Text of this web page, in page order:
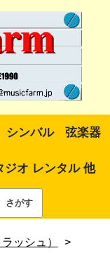
シンバル 弦楽器
ジオ レンタル 他
ッシュ） >